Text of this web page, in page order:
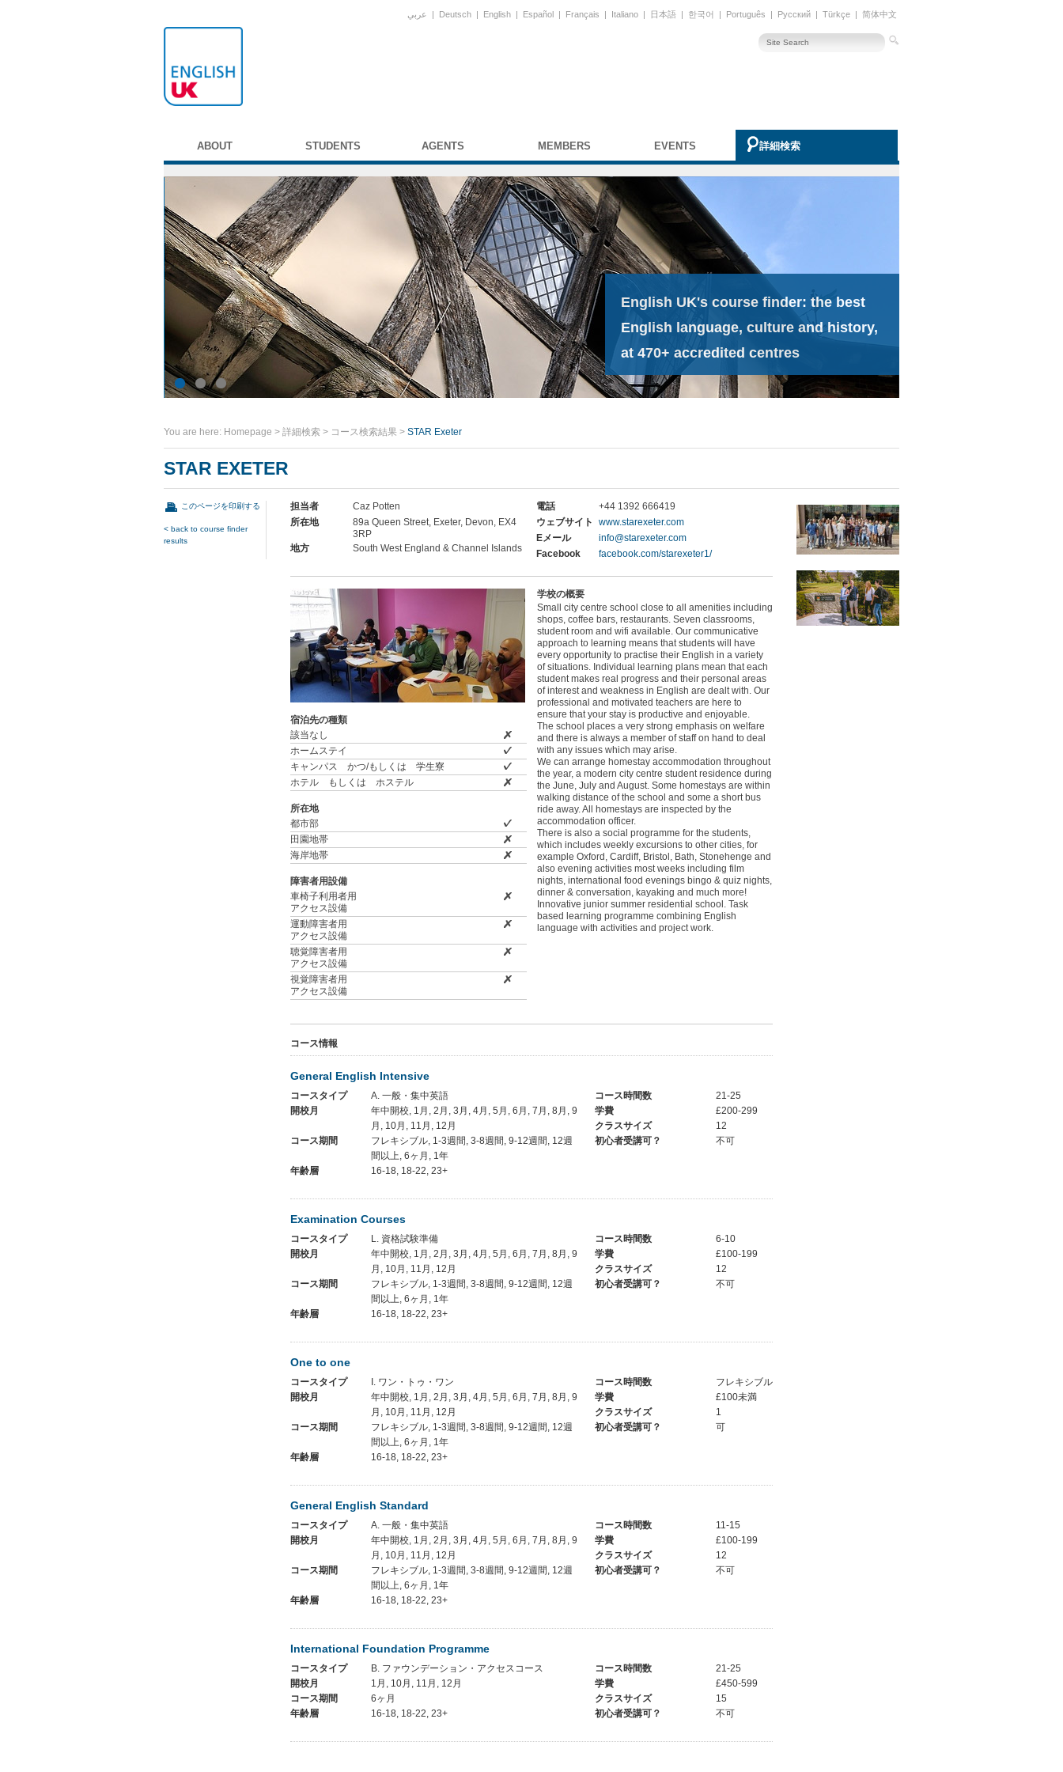
عربي | Deutsch | English | Español | Français | Italiano | 日本語 | 한국어 | Português | Русский | Türkçe | 简体中文
ABOUT STUDENTS AGENTS MEMBERS EVENTS 詳細検索
English UK's course finder: the best
English language, culture and history,
at 470+ accredited centres
You are here: Homepage > 詳細検索 > コース検索結果 > STAR Exeter
STAR EXETER
このページを印刷する
< back to course finder
results
担当者
Caz Potten
所在地
89a Queen Street, Exeter, Devon, EX4
3RP
地方
South West England & Channel Islands
電話
+44 1392 666419
ウェブサイト
www.starexeter.com
Eメール
info@starexeter.com
Facebook
facebook.com/starexeter1/
宿泊先の種類
該当なし
ホームステイ
キャンパス かつ/もしくは 学生寮
ホテル もしくは ホステル
所在地
都市部
田園地帯
海岸地帯
障害者用設備
車椅子利用者用
アクセス設備
運動障害者用
アクセス設備
聴覚障害者用
アクセス設備
視覚障害者用
アクセス設備
学校の概要
Small city centre school close to all amenities including
shops, coffee bars, restaurants. Seven classrooms,
student room and wifi available. Our communicative
approach to learning means that students will have
every opportunity to practise their English in a variety
of situations. Individual learning plans mean that each
student makes real progress and their personal areas
of interest and weakness in English are dealt with. Our
professional and motivated teachers are here to
ensure that your stay is productive and enjoyable.
The school places a very strong emphasis on welfare
and there is always a member of staff on hand to deal
with any issues which may arise.
We can arrange homestay accommodation throughout
the year, a modern city centre student residence during
the June, July and August. Some homestays are within
walking distance of the school and some a short bus
ride away. All homestays are inspected by the
accommodation officer.
There is also a social programme for the students,
which includes weekly excursions to other cities, for
example Oxford, Cardiff, Bristol, Bath, Stonehenge and
also evening activities most weeks including film
nights, international food evenings bingo & quiz nights,
dinner & conversation, kayaking and much more!
Innovative junior summer residential school. Task
based learning programme combining English
language with activities and project work.
コース情報
General English Intensive
コースタイプ
A. 一般・集中英語
開校月
年中開校, 1月, 2月, 3月, 4月, 5月, 6月, 7月, 8月, 9
月, 10月, 11月, 12月
コース期間
フレキシブル, 1-3週間, 3-8週間, 9-12週間, 12週
間以上, 6ヶ月, 1年
年齢層
16-18, 18-22, 23+
コース時間数
21-25
学費
£200-299
クラスサイズ
12
初心者受講可？
不可
Examination Courses
コースタイプ
L. 資格試験準備
開校月
年中開校, 1月, 2月, 3月, 4月, 5月, 6月, 7月, 8月, 9
月, 10月, 11月, 12月
コース期間
フレキシブル, 1-3週間, 3-8週間, 9-12週間, 12週
間以上, 6ヶ月, 1年
年齢層
16-18, 18-22, 23+
コース時間数
6-10
学費
£100-199
クラスサイズ
12
初心者受講可？
不可
One to one
コースタイプ
I. ワン・トゥ・ワン
開校月
年中開校, 1月, 2月, 3月, 4月, 5月, 6月, 7月, 8月, 9
月, 10月, 11月, 12月
コース期間
フレキシブル, 1-3週間, 3-8週間, 9-12週間, 12週
間以上, 6ヶ月, 1年
年齢層
16-18, 18-22, 23+
コース時間数
フレキシブル
学費
£100未満
クラスサイズ
1
初心者受講可？
可
General English Standard
コースタイプ
A. 一般・集中英語
開校月
年中開校, 1月, 2月, 3月, 4月, 5月, 6月, 7月, 8月, 9
月, 10月, 11月, 12月
コース期間
フレキシブル, 1-3週間, 3-8週間, 9-12週間, 12週
間以上, 6ヶ月, 1年
年齢層
16-18, 18-22, 23+
コース時間数
11-15
学費
£100-199
クラスサイズ
12
初心者受講可？
不可
International Foundation Programme
コースタイプ
B. ファウンデーション・アクセスコース
開校月
1月, 10月, 11月, 12月
コース期間
6ヶ月
年齢層
16-18, 18-22, 23+
コース時間数
21-25
学費
£450-599
クラスサイズ
15
初心者受講可？
不可